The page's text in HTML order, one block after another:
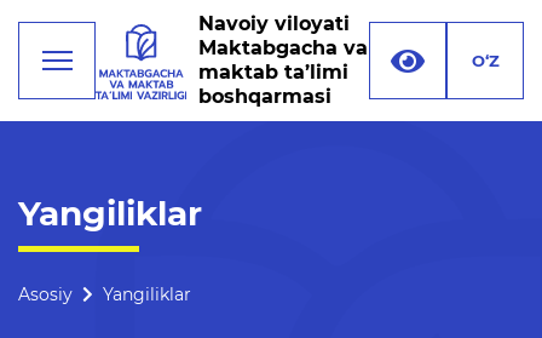
Boshqarma tuzilmasi
Navoiy viloyati
Maktabgacha va
maktab ta’limi
boshqarmasi
O‘Z
Yangiliklar
Asosiy Yangiliklar